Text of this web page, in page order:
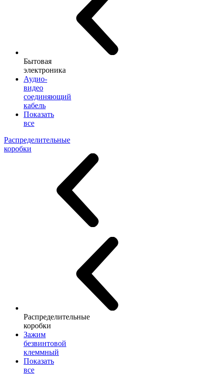
Бытовая
электроника
Аудио-
видео
соединяющий
кабель
Показать
все
Распределительные
коробки
Распределительные
коробки
Зажим
безвинтовой
клеммный
Показать
все